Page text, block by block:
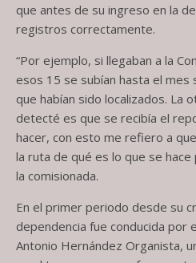
que antes de su ingreso en la
registros correctamente.
“Por ejemplo, si llegaban a la
esos 15 se subían hasta el mes
que habían sido localizados. La
detecté es que se recibía el
hacer, con esto me refiero a
la ruta de qué es lo que se hace
la comisionada.
En el primer periodo desde su
dependencia fue conducida por
Antonio Hernández Organista,